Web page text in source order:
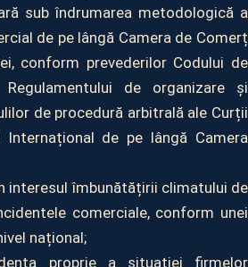
sub îndrumarea metodologică a
de pe lângă Camera de Comerț
conform prevederilor Codului de
de organizare și
de procedură arbitrală ale Curții
de pe lângă Camera
interesul îmbunătățirii climatului de
comerciale, conform unei
național;
proprie a situației firmelor